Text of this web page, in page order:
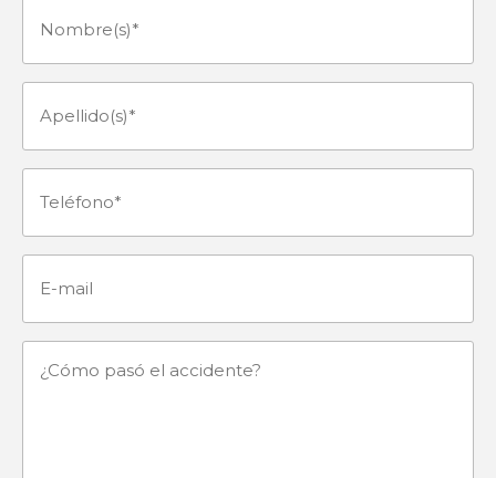
Nombre(s)
Apellido(s)
Teléfono (Obligatorio)
¿Cómo